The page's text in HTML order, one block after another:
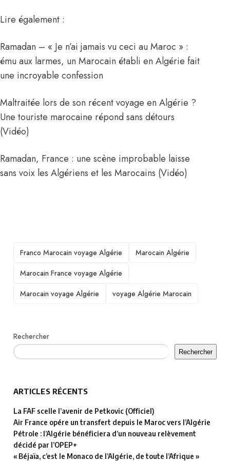
Lire également :
Ramadan – « Je n’ai jamais vu ceci au Maroc » :
ému aux larmes, un Marocain établi en Algérie fait
une incroyable confession
Maltraitée lors de son récent voyage en Algérie ?
Une touriste marocaine répond sans détours
(Vidéo)
Ramadan, France : une scène improbable laisse
sans voix les Algériens et les Marocains (Vidéo)
TAGS
Franco Marocain voyage Algérie
Marocain Algérie
Marocain France voyage Algérie
Marocain voyage Algérie
voyage Algérie Marocain
Rechercher
Rechercher
ARTICLES RÉCENTS
La FAF scelle l’avenir de Petkovic (Officiel)
Air France opére un transfert depuis le Maroc vers l’Algérie
Pétrole : l’Algérie bénéficiera d’un nouveau relèvement
décidé par l’OPEP+
« Béjaïa, c’est le Monaco de l’Algérie, de toute l’Afrique »